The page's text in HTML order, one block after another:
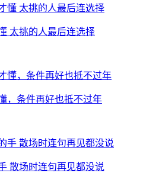
太挑的人最后连选择
，条件再好也抵不过年
散场时连句再见都没说